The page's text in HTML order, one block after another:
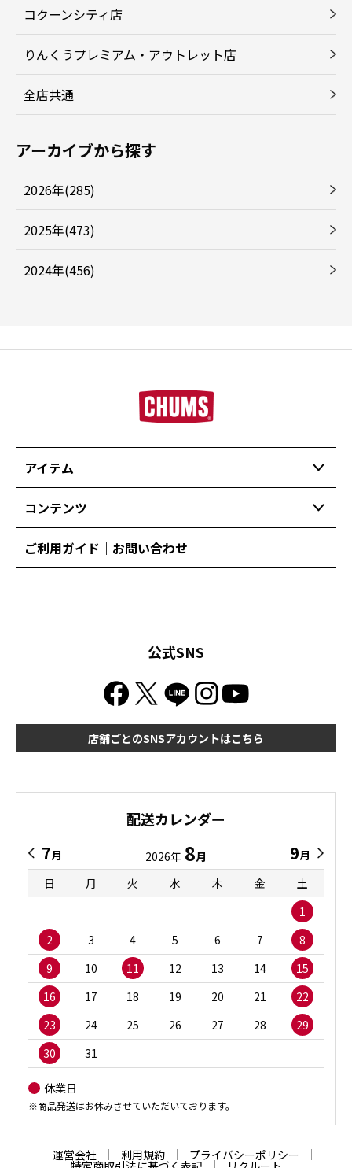
コクーンシティ店
りんくうプレミアム・アウトレット店
全店共通
アーカイブから探す
2026年(285)
2025年(473)
2024年(456)
アイテム
コンテンツ
ご利用ガイド｜お問い合わせ
公式SNS
店舗ごとのSNSアカウントはこちら
配送カレンダー
7月 2026年 8月 9月
日
月 火 水 木 金
土
1
2
3 4 5 6 7
8
9
10 11 12 13 14
15
16
17 18 19 20 21
22
23
24 25 26 27 28
29
30
31
休業日
※商品発送はお休みさせていただいております。
運営会社 利用規約 プライバシーポリシー